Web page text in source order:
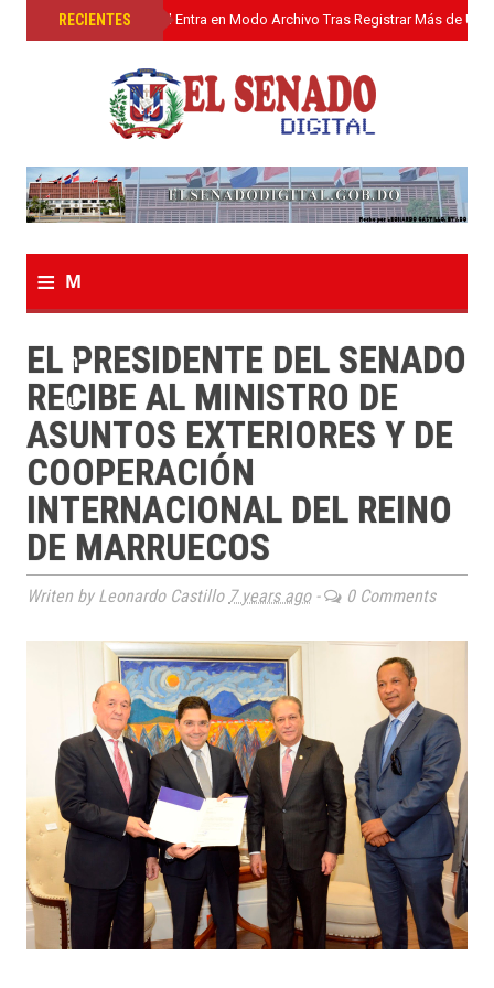
RECIENTES
»El Senado Digital Entra en Modo Archivo Tras Registrar Más de Un
≡ M
e
n
u
EL PRESIDENTE DEL SENADO
RECIBE AL MINISTRO DE
ASUNTOS EXTERIORES Y DE
COOPERACIÓN
INTERNACIONAL DEL REINO
DE MARRUECOS
Writen by Leonardo Castillo 7 years ago- 0 Comments